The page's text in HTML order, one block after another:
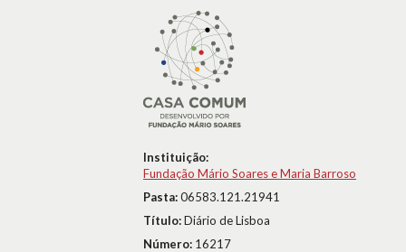
Instituição:
Fundação Mário Soares e Maria Barroso
Pasta:06583.121.21941
Título:Diário de Lisboa
Número: 16217